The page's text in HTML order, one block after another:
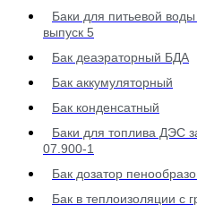
Баки для питьевой
выпуск 5
Бак деаэраторный БДА
Бак аккумуляторный
Бак конденсатный
Баки для топлива ДЭС
07.900-1
Бак дозатор
Бак в теплоизоляции с